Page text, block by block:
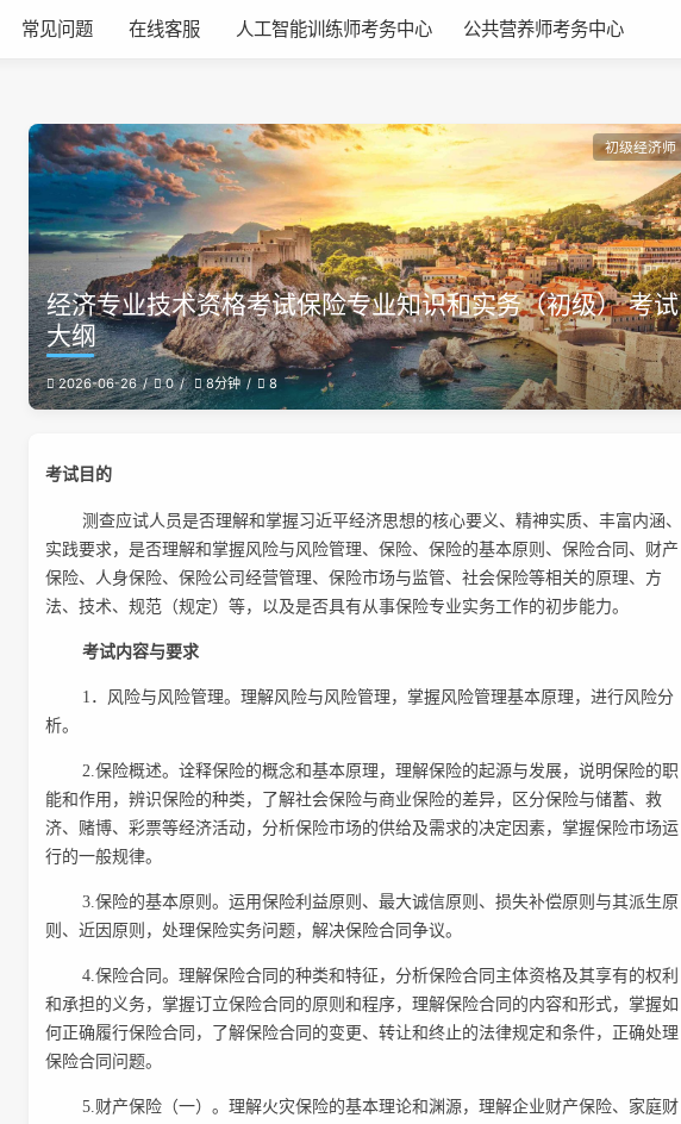
常见问题 在线客服 人工智能训练师考务中心 公共营养师考务中心
初级经济师
经济专业技术资格考试保险专业知识和实务（初级） 考试
大纲
2026-06-26 0 8分钟 8
考试目的
测查应试人员是否理解和掌握习近平经济思想的核心要义、精神实质、丰富内涵、
实践要求，是否理解和掌握风险与风险管理、保险、保险的基本原则、保险合同、财产
保险、人身保险、保险公司经营管理、保险市场与监管、社会保险等相关的原理、方
法、技术、规范（规定）等，以及是否具有从事保险专业实务工作的初步能力。
考试内容与要求
1．风险与风险管理。理解风险与风险管理，掌握风险管理基本原理，进行风险分
析。
2.保险概述。诠释保险的概念和基本原理，理解保险的起源与发展，说明保险的职
能和作用，辨识保险的种类，了解社会保险与商业保险的差异，区分保险与储蓄、救
济、赌博、彩票等经济活动，分析保险市场的供给及需求的决定因素，掌握保险市场运
行的一般规律。
3.保险的基本原则。运用保险利益原则、最大诚信原则、损失补偿原则与其派生原
则、近因原则，处理保险实务问题，解决保险合同争议。
4.保险合同。理解保险合同的种类和特征，分析保险合同主体资格及其享有的权利
和承担的义务，掌握订立保险合同的原则和程序，理解保险合同的内容和形式，掌握如
何正确履行保险合同，了解保险合同的变更、转让和终止的法律规定和条件，正确处理
保险合同问题。
5.财产保险（一）。理解火灾保险的基本理论和渊源，理解企业财产保险、家庭财